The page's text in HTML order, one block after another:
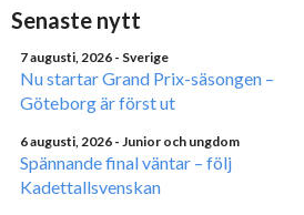
Senaste nytt
7 augusti, 2026 - Sverige
Nu startar Grand Prix-säsongen –
Göteborg är först ut
6 augusti, 2026 - Junior och ungdom
Spännande final väntar – följ
Kadettallsvenskan